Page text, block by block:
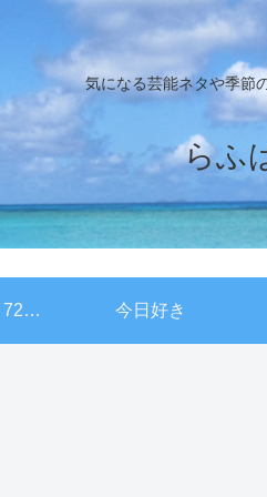
気になる芸能ネタや季節
らふ
NHKドキュメント72時間 今日好き